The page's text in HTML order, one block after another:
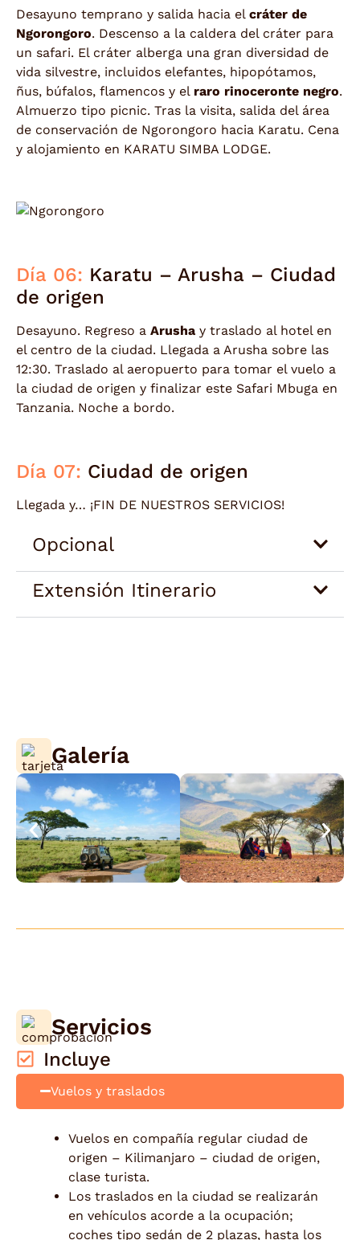
Desayuno temprano y salida hacia el cráter de
Ngorongoro. Descenso a la caldera del cráter para
un safari. El cráter alberga una gran diversidad de
vida silvestre, incluidos elefantes, hipopótamos,
ñus, búfalos, flamencos y el raro rinoceronte negro.
Almuerzo tipo picnic. Tras la visita, salida del área
de conservación de Ngorongoro hacia Karatu. Cena
y alojamiento en KARATU SIMBA LODGE.
Día 06: Karatu – Arusha – Ciudad
de origen
Desayuno. Regreso a Arusha y traslado al hotel en
el centro de la ciudad. Llegada a Arusha sobre las
12:30. Traslado al aeropuerto para tomar el vuelo a
la ciudad de origen y finalizar este Safari Mbuga en
Tanzania. Noche a bordo.
Día 07: Ciudad de origen
Llegada y… ¡FIN DE NUESTROS SERVICIOS!
Opcional
Extensión Itinerario
Galería
Servicios
Incluye
Vuelos y traslados
Vuelos en compañía regular ciudad de
origen – Kilimanjaro – ciudad de origen,
clase turista.
Los traslados en la ciudad se realizarán
en vehículos acorde a la ocupación;
coches tipo sedán de 2 plazas, hasta los